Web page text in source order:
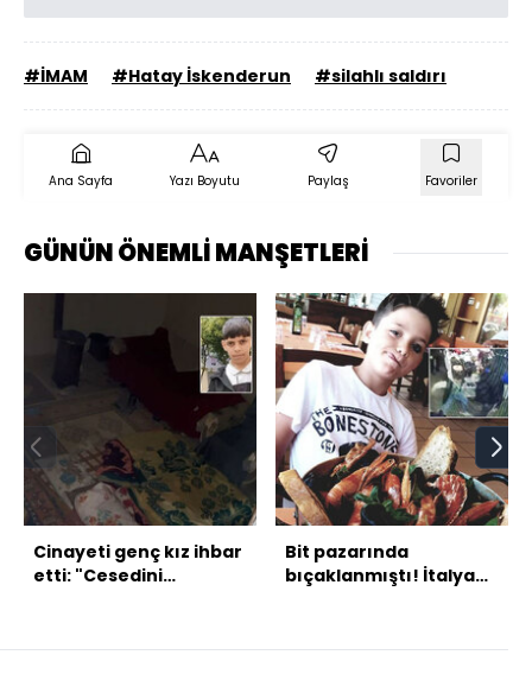
#İMAM #Hatay İskenderun #silahlı saldırı
Ana Sayfa Yazı Boyutu Paylaş Favoriler
GÜNÜN ÖNEMLİ MANŞETLERİ
Cinayeti genç kız ihbar
etti: "Cesedini
Bit pazarında
bıçaklanmıştı! İtalyan